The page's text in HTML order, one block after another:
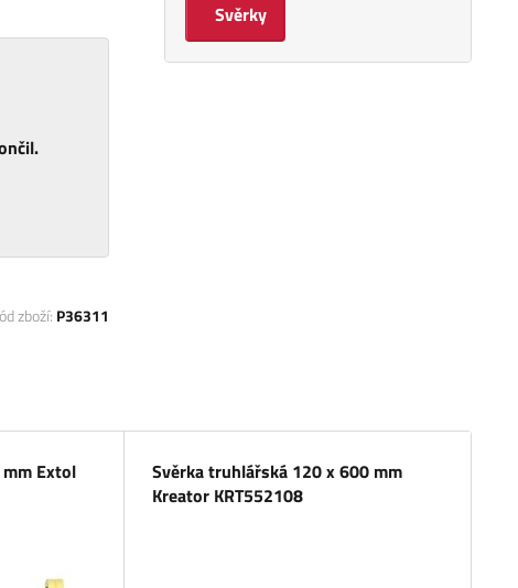
Svěrky
zboží: P36311
Extol
Svěrka truhlářská 120 x 600 mm
Kreator KRT552108